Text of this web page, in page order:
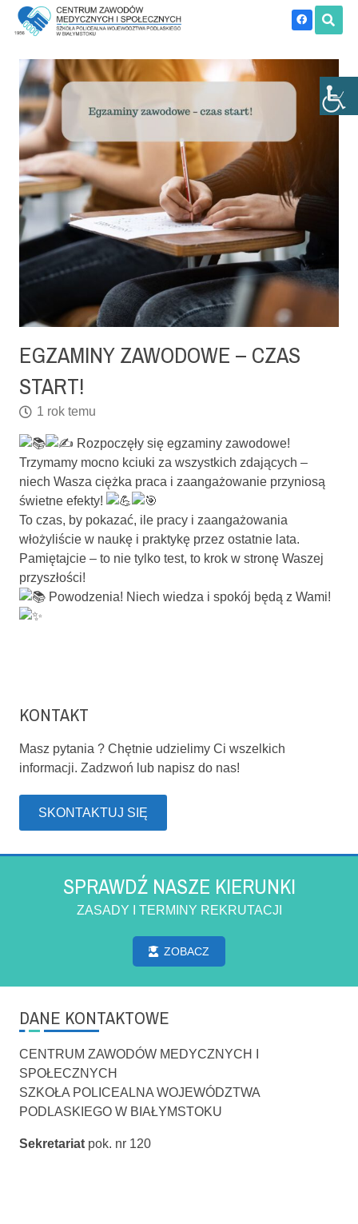
EGZAMINY ZAWODOWE – CZAS
START!
1 rok temu
Rozpoczęły się egzaminy zawodowe!
Trzymamy mocno kciuki za wszystkich zdających –
niech Wasza ciężka praca i zaangażowanie przyniosą
świetne efekty!
To czas, by pokazać, ile pracy i zaangażowania
włożyliście w naukę i praktykę przez ostatnie lata.
Pamiętajcie – to nie tylko test, to krok w stronę Waszej
przyszłości!
Powodzenia! Niech wiedza i spokój będą z Wami!
KONTAKT
Masz pytania ? Chętnie udzielimy Ci wszelkich
informacji. Zadzwoń lub napisz do nas!
SKONTAKTUJ SIĘ
SPRAWDŹ NASZE KIERUNKI
ZASADY I TERMINY REKRUTACJI
ZOBACZ
DANE KONTAKTOWE
CENTRUM ZAWODÓW MEDYCZNYCH I
SPOŁECZNYCH
SZKOŁA POLICEALNA WOJEWÓDZTWA
PODLASKIEGO W BIAŁYMSTOKU
Sekretariat pok. nr 120